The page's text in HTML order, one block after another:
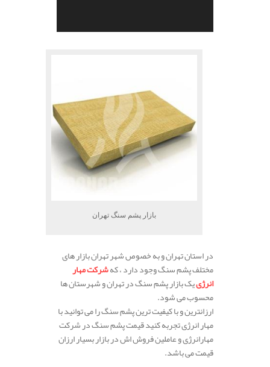
بازار پشم سنگ تهران
در استان تهران و به خصوص شهر تهران بازار های
مختلف پشم سنگ وجود دارد ، کهشرکت مهار
انرژییک بازار پشم سنگ در تهران و شهرستان ها
محسوب می شود.
ارزانترین و با کیفیت ترین پشم سنگ را می توانید با
مهار انرژی تجربه کنید قیمت پشم سنگ در شرکت
مهارانرژی و عاملین فروش اش در بازار بسیار ارزان
قیمت می باشد.